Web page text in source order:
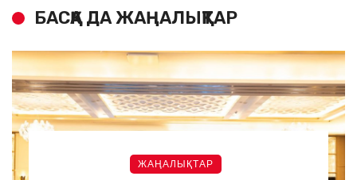
БАСҚА ДА ЖАҢАЛЫҚТАР
ЖАҢАЛЫҚТАР